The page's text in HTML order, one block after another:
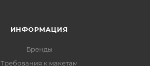
ИНФОРМАЦИЯ
Бренды
Требования к макетам